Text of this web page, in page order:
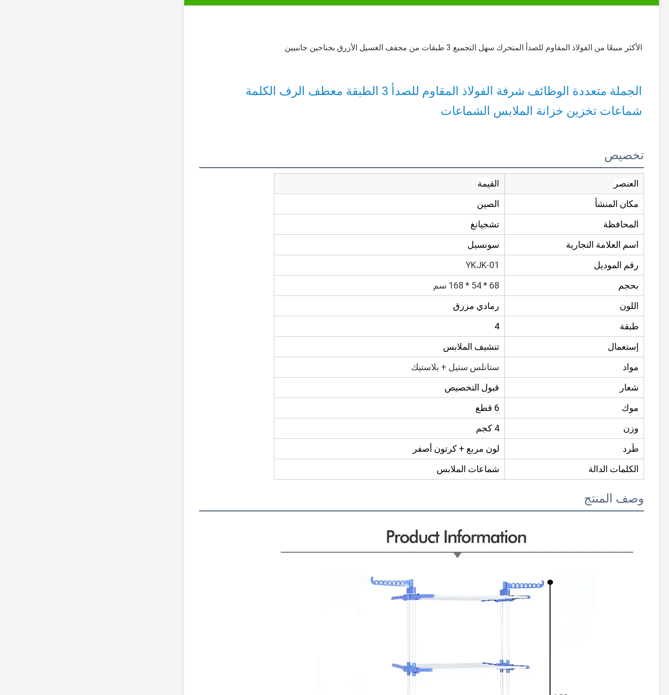
الأكثر مبيعًا من الفولاذ المقاوم للصدأ المتحرك سهل التجميع 3 طبقات من مجفف الغسيل الأزرق بجناحين جانبيين
شماعات تخزين خزانة الملابس الشماعات
تخصيص
العنصر
القيمة
مكان المنشأ
الصين
المحافظة
تشجيانغ
اسم العلامة التجارية
سونسيل
رقم الموديل
YKJK-01
بحجم
68 * 54 * 168 سم
اللون
رمادي مزرق
طبقة
4
إستعمال
تنشيف الملابس
مواد
ستانلس ستيل + ​​بلاستيك
شعار
قبول التخصيص
موك
6 قطع
وزن
4 كجم
طَرد
لون مربع + كرتون أصفر
الكلمات الدالة
شماعات الملابس
وصف المنتج